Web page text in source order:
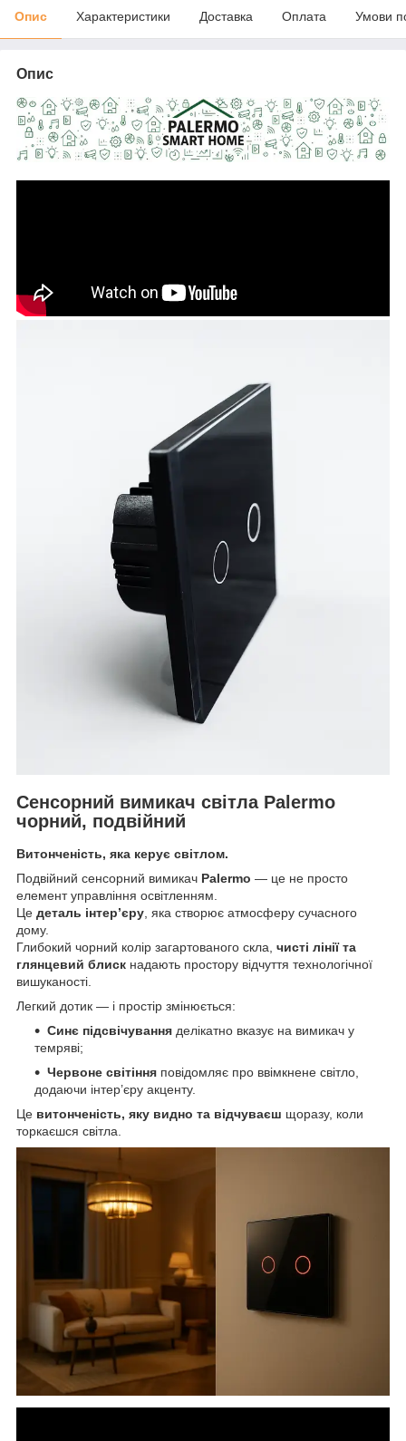
Опис Характеристики Доставка Оплата Умови
Опис
Сенсорний вимикач світла Palermo
чорний, подвійний
Витонченість, яка керує світлом.
Подвійний сенсорний вимикач Palermo — це не просто
елемент управління освітленням.
Це деталь інтер’єру , яка створює атмосферу сучасного
дому.
Глибокий чорний колір загартованого скла, чисті лінії та
глянцевий блиск надають простору відчуття технологічної
вишуканості.
Легкий дотик — і простір змінюється:
Синє підсвічування делікатно вказує на вимикач у
темряві;
Червоне світіння повідомляє про ввімкнене світло,
додаючи інтер’єру акценту.
Це витонченість, яку видно та відчуваєш щоразу, коли
торкаєшся світла.